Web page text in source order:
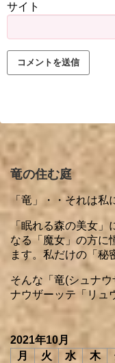
サイト
竜の住む庭
「竜」・・それは私
「眠れる森の美女
なる「魔女」の方に
ます。私だけの「秘
そんな「竜(シュナ
ナウザーッテ「リュ
2021年10月
月
火 水 木